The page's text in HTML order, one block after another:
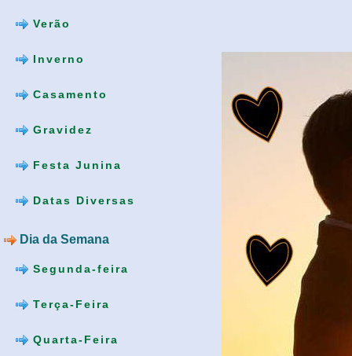
Verão
Inverno
Casamento
Gravidez
Festa Junina
Datas Diversas
Dia da Semana
Segunda-feira
Terça-Feira
Quarta-Feira